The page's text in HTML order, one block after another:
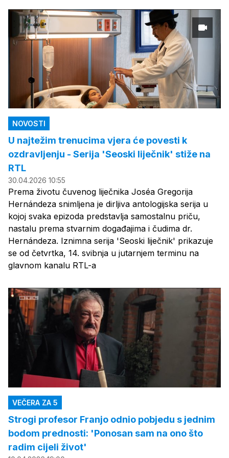
NOVOSTI
U najtežim trenucima vjera će povesti k
ozdravljenju - Serija 'Seoski liječnik' stiže na
RTL
30.04.2026 10:55
Prema životu čuvenog liječnika Joséa Gregorija
Hernándeza snimljena je dirljiva antologijska serija u
kojoj svaka epizoda predstavlja samostalnu priču,
nastalu prema stvarnim događajima i čudima dr.
Hernándeza. Iznimna serija 'Seoski liječnik' prikazuje
se od četvrtka, 14. svibnja u jutarnjem terminu na
glavnom kanalu RTL-a
VEČERA ZA 5
Strogi profesor Franjo odnio pobjedu s jednim
bodom prednosti: 'Ponosan sam na ono što
radim cijeli život'